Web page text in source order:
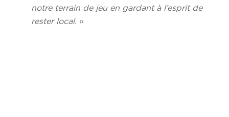
notre terrain de jeu en gardant à l’esprit de
rester local. »